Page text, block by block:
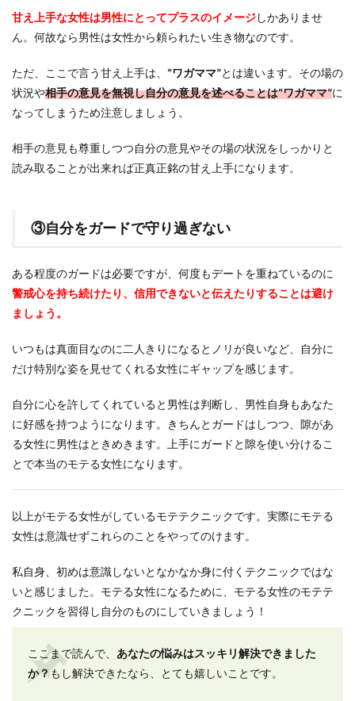
甘え上手な女性は男性にとってプラスのイメージしかありませ
ん。何故なら男性は女性から頼られたい生き物なのです。
ただ、ここで言う甘え上手は、 “ワガママ”とは違います。その場の
状況や相手の意見を無視し自分の意見を述べることは“ワガママ”に
なってしまうため注意しましょう。
相手の意見も尊重しつつ自分の意見やその場の状況をしっかりと
読み取ることが出来れば正真正銘の甘え上手になります。
③自分をガードで守り過ぎない
ある程度のガードは必要ですが、何度もデートを重ねているのに
警戒心を持ち続けたり、信用できないと伝えたりすることは避け
ましょう。
いつもは真面目なのに二人きりになるとノリが良いなど、自分に
だけ特別な姿を見せてくれる女性にギャップを感じます。
自分に心を許してくれていると男性は判断し、男性自身もあなた
に好感を持つようになります。きちんとガードはしつつ、隙があ
る女性に男性はときめきます。上手にガードと隙を使い分けるこ
とで本当のモテる女性になります。
以上がモテる女性がしているモテテクニックです。実際にモテる
女性は意識せずこれらのことをやってのけます。
私自身、初めは意識しないとなかなか身に付くテクニックではな
いと感じました。モテる女性になるために、モテる女性のモテテ
クニックを習得し自分のものにしていきましょう！
ここまで読んで、 あなたの悩みはスッキリ解決できました
か？ もし解決できたなら、とても嬉しいことです。